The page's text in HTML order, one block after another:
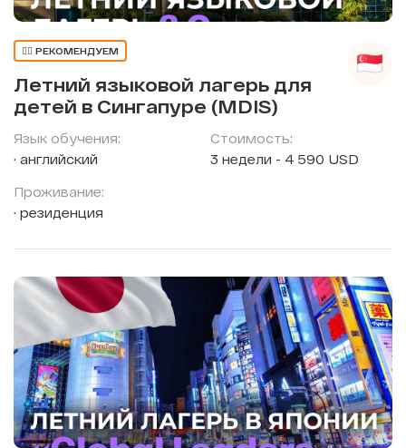
👍🏼 РЕКОМЕНДУЕМ
Летний языковой лагерь для
детей в Сингапуре (MDIS)
Язык обучения:
английский
Проживание:
резиденция
Стоимость:
3 недели - 4 590 USD